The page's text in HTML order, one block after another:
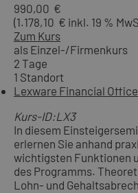
990,00 €
(1.178,10 € inkl. 19 %
Zum Kurs
als Einzel-/Firmenkurs
2 Tage
1 Standort
Lexware Financial
Kurs-ID:LX3
In diesem
erlernen Sie anhand
wichtigsten Funktionen
des Programms.
Lohn- und